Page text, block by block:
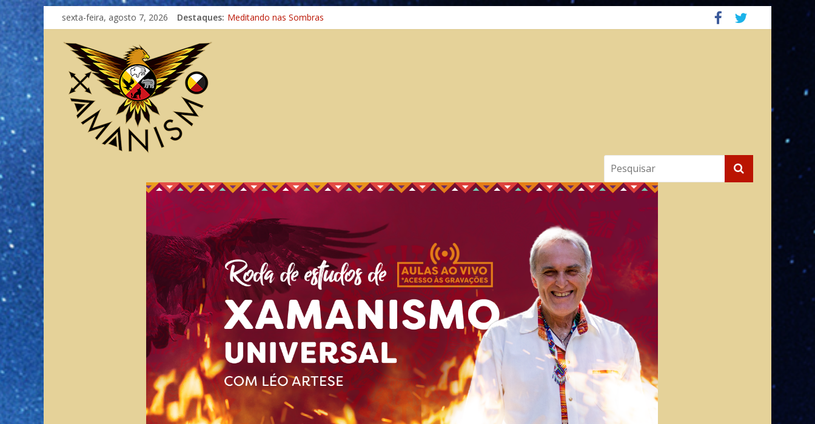
sexta-feira, agosto 7, 2026 Destaques: Meditando nas Sombras
Autosuficiência: A Jornada do Espírito Ancestral